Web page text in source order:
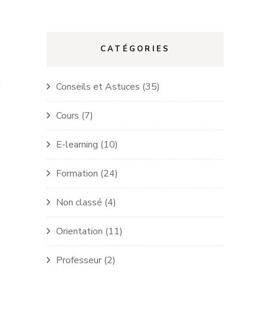
CATÉGORIES
Conseils et Astuces (35)
Cours (7)
E-learning (10)
Formation (24)
Non classé (4)
Orientation (11)
Professeur (2)